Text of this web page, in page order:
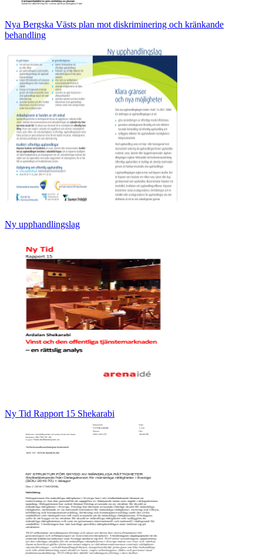
Nya Bergska Västs plan mot diskriminering och kränkande
behandling
Ny upphandlingslag
Ny Tid Rapport 15 Shekarabi